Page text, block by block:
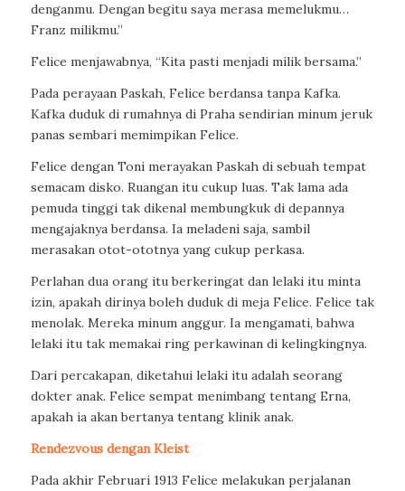
denganmu. Dengan begitu saya merasa memelukmu…
Franz milikmu.”
Felice menjawabnya, “Kita pasti menjadi milik bersama.”
Pada perayaan Paskah, Felice berdansa tanpa Kafka.
Kafka duduk di rumahnya di Praha sendirian minum jeruk
panas sembari memimpikan Felice.
Felice dengan Toni merayakan Paskah di sebuah tempat
semacam disko. Ruangan itu cukup luas. Tak lama ada
pemuda tinggi tak dikenal membungkuk di depannya
mengajaknya berdansa. Ia meladeni saja, sambil
merasakan otot-ototnya yang cukup perkasa.
Perlahan dua orang itu berkeringat dan lelaki itu minta
izin, apakah dirinya boleh duduk di meja Felice. Felice tak
menolak. Mereka minum anggur. Ia mengamati, bahwa
lelaki itu tak memakai ring perkawinan di kelingkingnya.
Dari percakapan, diketahui lelaki itu adalah seorang
dokter anak. Felice sempat menimbang tentang Erna,
apakah ia akan bertanya tentang klinik anak.
Rendezvous dengan Kleist
Pada akhir Februari 1913 Felice melakukan perjalanan